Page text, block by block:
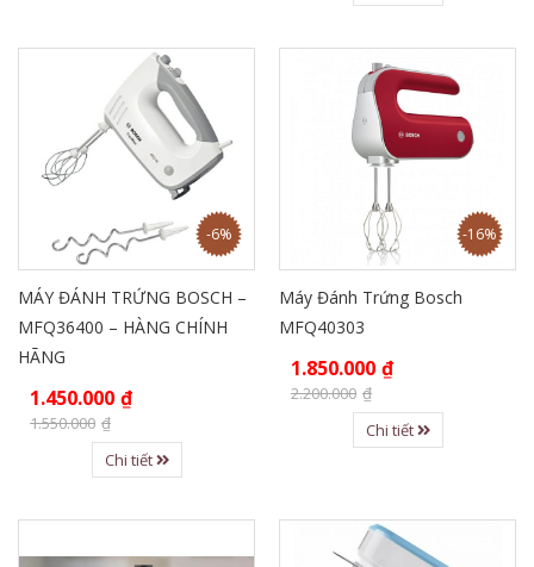
-6%
MÁY ĐÁNH TRỨNG BOSCH –
MFQ36400 – HÀNG CHÍNH
HÃNG
1.450.000 ₫
1.550.000 ₫
Chi tiết
-16%
Máy Đánh Trứng Bosch
MFQ40303
1.850.000 ₫
2.200.000 ₫
Chi tiết